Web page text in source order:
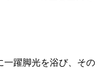
一躍脚光を浴び、その